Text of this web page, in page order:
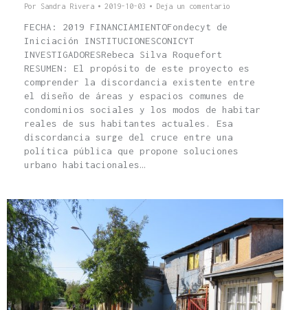
Por Sandra Rivera 2019-10-03 Deja un comentario
FECHA: 2019 FINANCIAMIENTOFondecyt de
Iniciación INSTITUCIONESCONICYT
INVESTIGADORESRebeca Silva Roquefort
RESUMEN: El propósito de este proyecto es
comprender la discordancia existente entre
el diseño de áreas y espacios comunes de
condominios sociales y los modos de habitar
reales de sus habitantes actuales. Esa
discordancia surge del cruce entre una
política pública que propone soluciones
urbano habitacionales…